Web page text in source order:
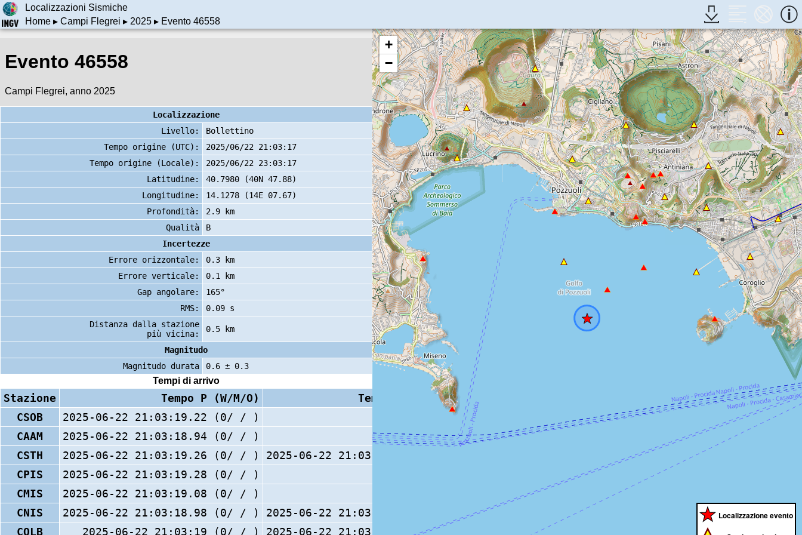
Localizzazioni Sismiche
Home▸ Campi Flegrei ▸ 2025▸ Evento 46558
Evento 46558
Campi Flegrei, anno 2025
Localizzazione
Livello:
Bollettino
Tempo origine (UTC):
2025/06/22 21:03:17
Tempo origine (Locale):
2025/06/22 23:03:17
Latitudine:
40.7980 (40N 47.88)
Longitudine:
14.1278 (14E 07.67)
Profondità:
2.9 km
Qualità
B
Incertezze
Errore orizzontale:
0.3 km
Errore verticale:
0.1 km
Gap angolare:
165°
RMS:
0.09 s
Distanza dalla stazione
più vicina:
0.5 km
Magnitudo
Magnitudo durata
0.6 ± 0.3
Tempi di arrivo
Stazione Tempo P (W/M/O) Tempo S (W/M/O)
Coda
CSOB
2025-06-22 21:03:19.22 (0/ / )
CAAM
2025-06-22 21:03:18.94 (0/ / )
CSTH
2025-06-22 21:03:19.26 (0/ / ) 2025-06-22 21:03:20.4 (0/ / )
CPIS
2025-06-22 21:03:19.28 (0/ / )
CMIS
2025-06-22 21:03:19.08 (0/ / )
CNIS
2025-06-22 21:03:18.98 (0/ / )
2025-06-22 21:03:20.3 (0/ / )
COLB
2025-06-22 21:03:19 (0/ / ) 2025-06-22 21:03:20.3 (0/ / )
+
−
Localizzazione evento